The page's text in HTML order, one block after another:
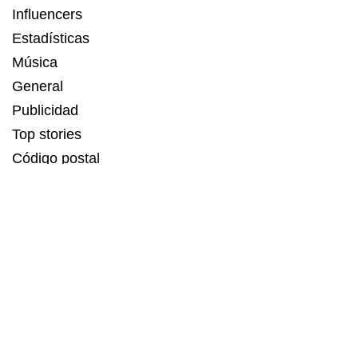
Influencers
Estadísticas
Música
General
Publicidad
Top stories
Código postal